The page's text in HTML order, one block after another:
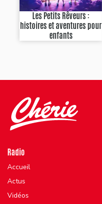
Les Petits Rêveurs :
histoires et aventures pour
enfants
Radio
Accueil
Actus
Vidéos